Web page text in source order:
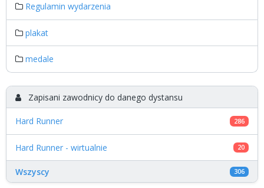
Regulamin wydarzenia
plakat
medale
Zapisani zawodnicy do danego dystansu
Hard Runner 286
Hard Runner - wirtualnie 20
Wszyscy 306